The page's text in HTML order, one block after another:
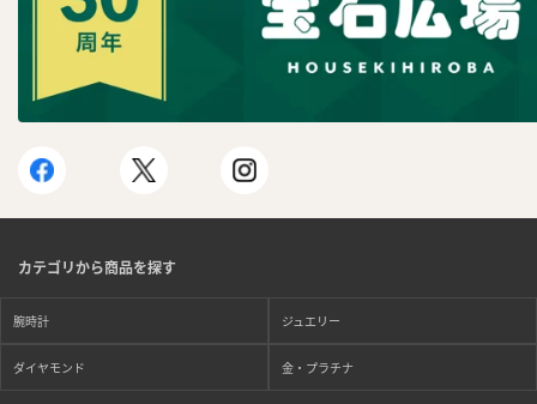
カテゴリから商品を探す
腕時計 ジュエリー
ダイヤモンド 金・プラチナ